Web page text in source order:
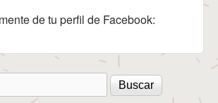
de tu perfil de Facebook:
búsqueda